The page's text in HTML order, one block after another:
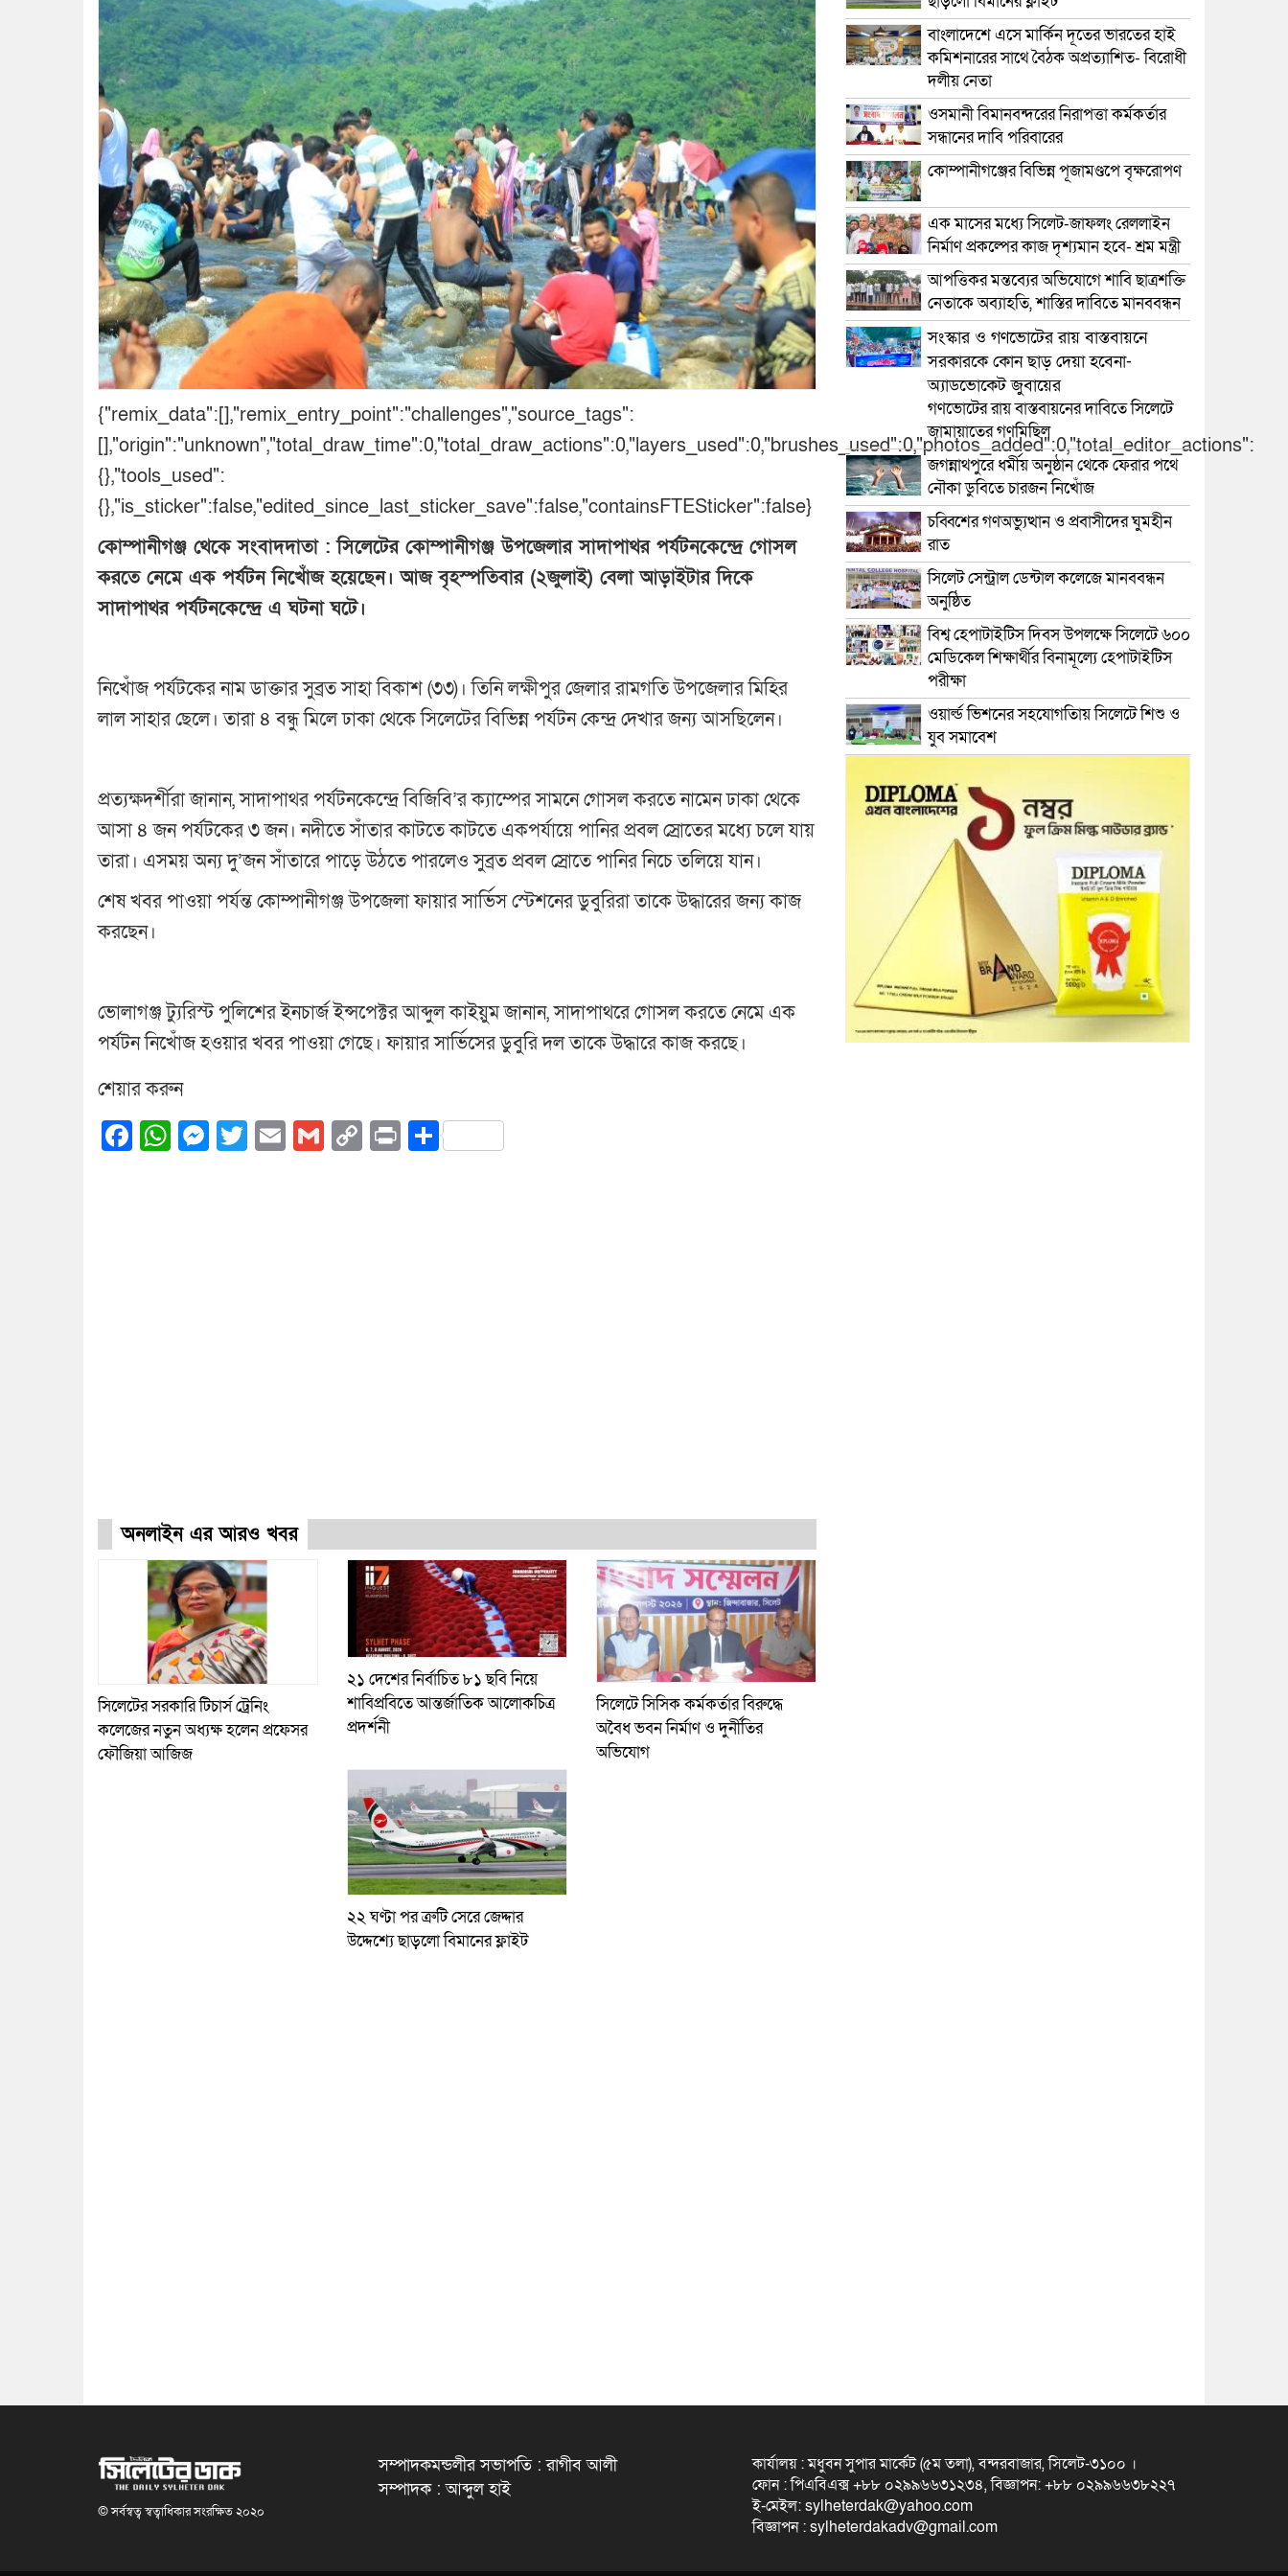
{"remix_data":[],"remix_entry_point":"challenges","source_tags":
[],"origin":"unknown","total_draw_time":0,"total_draw_actions":0,"layers_used":0,"brushes_used":0,"photos_added":0,"total_editor_actions":
{},"tools_used":
{},"is_sticker":false,"edited_since_last_sticker_save":false,"containsFTESticker":false}
কোম্পানীগঞ্জ থেকে সংবাদদাতা : সিলেটের কোম্পানীগঞ্জ উপজেলার সাদাপাথর পর্যটনকেন্দ্রে গোসল
করতে নেমে এক পর্যটন নিখোঁজ হয়েছেন। আজ বৃহস্পতিবার (২জুলাই) বেলা আড়াইটার দিকে
সাদাপাথর পর্যটনকেন্দ্রে এ ঘটনা ঘটে।
নিখোঁজ পর্যটকের নাম ডাক্তার সুব্রত সাহা বিকাশ (৩৩)। তিনি লক্ষীপুর জেলার রামগতি উপজেলার মিহির
লাল সাহার ছেলে। তারা ৪ বন্ধু মিলে ঢাকা থেকে সিলেটের বিভিন্ন পর্যটন কেন্দ্র দেখার জন্য আসছিলেন।
প্রত্যক্ষদর্শীরা জানান, সাদাপাথর পর্যটনকেন্দ্রে বিজিবি’র ক্যাম্পের সামনে গোসল করতে নামেন ঢাকা থেকে
আসা ৪ জন পর্যটকের ৩ জন। নদীতে সাঁতার কাটতে কাটতে একপর্যায়ে পানির প্রবল স্রোতের মধ্যে চলে যায়
তারা। এসময় অন্য দু’জন সাঁতারে পাড়ে উঠতে পারলেও সুব্রত প্রবল স্রোতে পানির নিচে তলিয়ে যান।
শেষ খবর পাওয়া পর্যন্ত কোম্পানীগঞ্জ উপজেলা ফায়ার সার্ভিস স্টেশনের ডুবুরিরা তাকে উদ্ধারের জন্য কাজ
করছেন।
ভোলাগঞ্জ ট্যুরিস্ট পুলিশের ইনচার্জ ইন্সপেক্টর আব্দুল কাইয়ুম জানান, সাদাপাথরে গোসল করতে নেমে এক
পর্যটন নিখোঁজ হওয়ার খবর পাওয়া গেছে। ফায়ার সার্ভিসের ডুবুরি দল তাকে উদ্ধারে কাজ করছে।
শেয়ার করুন
Facebook
WhatsApp
Messenger
Twitter
EmailGmailCopyPrintShare
অনলাইন এর আরও খবর
সিলেটের সরকারি টিচার্স ট্রেনিং
কলেজের নতুন অধ্যক্ষ হলেন প্রফেসর
ফৌজিয়া আজিজ
২১ দেশের নির্বাচিত ৮১ ছবি নিয়ে
শাবিপ্রবিতে আন্তর্জাতিক আলোকচিত্র
প্রদর্শনী
সিলেটে সিসিক কর্মকর্তার বিরুদ্ধে
অবৈধ ভবন নির্মাণ ও দুর্নীতির
অভিযোগ
২২ ঘণ্টা পর ত্রুটি সেরে জেদ্দার
উদ্দেশ্যে ছাড়লো বিমানের ফ্লাইট
বাংলাদেশে এসে মার্কিন দূতের ভারতের হাই
কমিশনারের সাথে বৈঠক অপ্রত্যাশিত- বিরোধী
দলীয় নেতা
ওসমানী বিমানবন্দরের নিরাপত্তা কর্মকর্তার
সন্ধানের দাবি পরিবারের
কোম্পানীগঞ্জের বিভিন্ন পূজামণ্ডপে বৃক্ষরোপণ
এক মাসের মধ্যে সিলেট-জাফলং রেললাইন
নির্মাণ প্রকল্পের কাজ দৃশ্যমান হবে- শ্রম মন্ত্রী
আপত্তিকর মন্তব্যের অভিযোগে শাবি ছাত্রশক্তি
নেতাকে অব্যাহতি, শাস্তির দাবিতে মানববন্ধন
সংস্কার ও গণভোটের রায় বাস্তবায়নে
সরকারকে কোন ছাড় দেয়া হবেনা-
অ্যাডভোকেট জুবায়ের
গণভোটের রায় বাস্তবায়নের দাবিতে সিলেটে
জামায়াতের গণমিছিল
জগন্নাথপুরে ধর্মীয় অনুষ্ঠান থেকে ফেরার পথে
নৌকা ডুবিতে চারজন নিখোঁজ
চব্বিশের গণঅভ্যুত্থান ও প্রবাসীদের ঘুমহীন
রাত
সিলেট সেন্ট্রাল ডেন্টাল কলেজে মানববন্ধন
অনুষ্ঠিত
বিশ্ব হেপাটাইটিস দিবস উপলক্ষে সিলেটে ৬০০
মেডিকেল শিক্ষার্থীর বিনামূল্যে হেপাটাইটিস
পরীক্ষা
ওয়ার্ল্ড ভিশনের সহযোগতিায় সিলেটে শিশু ও
যুব সমাবেশ
© সর্বস্বত্ব স্বত্বাধিকার সংরক্ষিত ২০২০
সম্পাদকমন্ডলীর সভাপতি : রাগীব আলী
সম্পাদক : আব্দুল হাই
কার্যালয় : মধুবন সুপার মার্কেট (৫ম তলা), বন্দরবাজার, সিলেট-৩১০০ ।
ফোন : পিএবিএক্স +৮৮ ০২৯৯৬৬৩১২৩৪, বিজ্ঞাপন: +৮৮ ০২৯৯৬৬৩৮২২৭
ই-মেইল: sylheterdak@yahoo.com
বিজ্ঞাপন : sylheterdakadv@gmail.com